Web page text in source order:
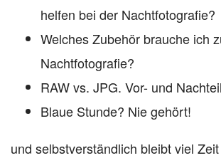
helfen bei der Nachtfotografie?
Welches Zubehör brauche ich
Nachtfotografie?
RAW vs. JPG. Vor- und
Blaue Stunde? Nie gehört!
und selbstverständlich bleibt viel